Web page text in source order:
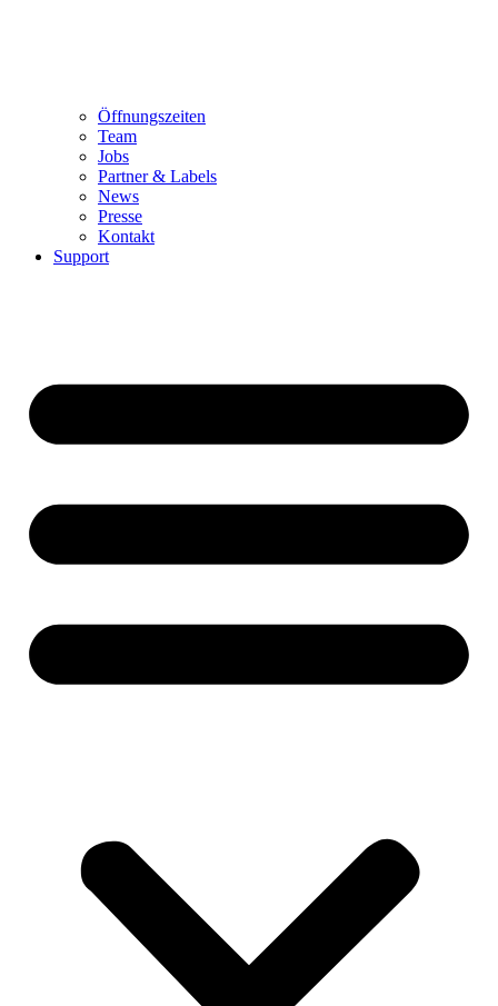
Öffnungszeiten
Team
Jobs
Partner & Labels
News
Presse
Kontakt
Support